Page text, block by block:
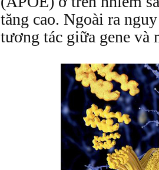
tăng cao. Ngoài ra
tương tác giữa gene và